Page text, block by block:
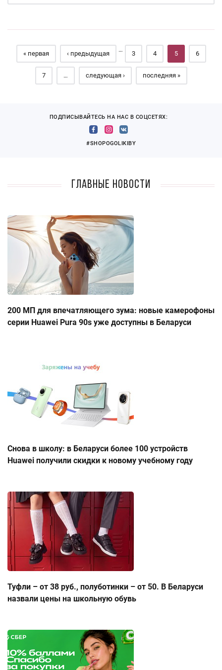
Страницы
« первая ‹ предыдущая
…
3 4 5 6
7 … следующая › последняя »
ПОДПИСЫВАЙТЕСЬ НА НАС В СОЦСЕТЯХ:
#SHOPOGOLIKIBY
Главные новости
200 МП для впечатляющего зума: новые камерофоны
серии Huawei Pura 90s уже доступны в Беларуси
Снова в школу: в Беларуси более 100 устройств
Huawei получили скидки к новому учебному году
Туфли – от 38 руб., полуботинки – от 50. В Беларуси
назвали цены на школьную обувь